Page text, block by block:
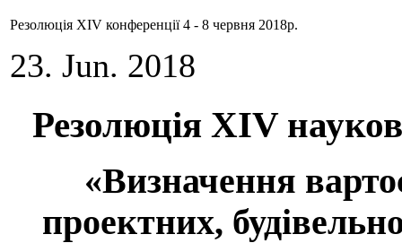
Резолюція XIV конференції 4 - 8 червня 2018р.
23. Jun. 2018
Резолюція XIV
«Визначення
проектних,